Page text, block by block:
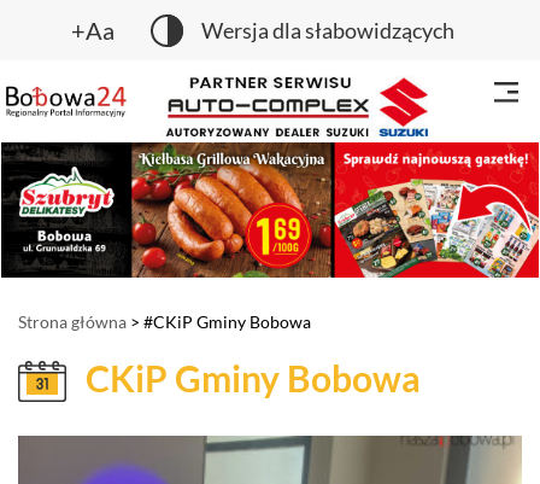
+Aa Wersja dla słabowidzących
Strona główna > #CKiP Gminy Bobowa
CKiP Gminy Bobowa